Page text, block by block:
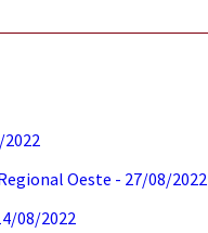
Oeste - 27/08/2022
08/2022